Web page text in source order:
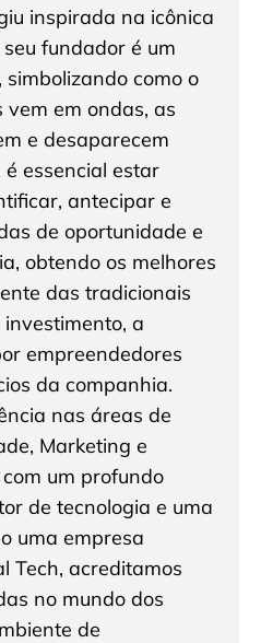
inspirada na icônica
fundador é um
como o
vem em ondas, as
e desaparecem
essencial estar
antecipar e
de oportunidade e
obtendo os melhores
das tradicionais
a
empreendedores
da companhia.
nas áreas de
Marketing e
um profundo
de tecnologia e uma
uma empresa
Tech, acreditamos
no mundo dos
de